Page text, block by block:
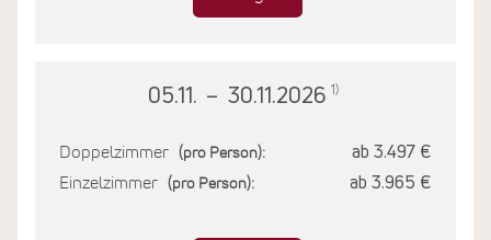
05.11. – 30.11.2026 1)
Doppelzimmer (pro Person):
ab 3.497 €
Einzelzimmer
(pro Person): ab 3.965 €